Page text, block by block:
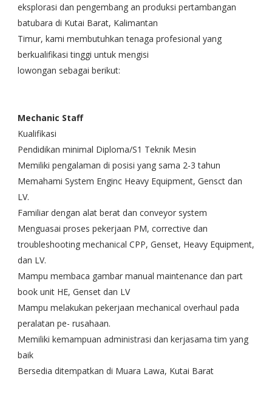
eksplorasi dan pengembang an produksi pertambangan
batubara di Kutai Barat, Kalimantan
Timur, kami membutuhkan tenaga profesional yang
berkualifikasi tinggi untuk mengisi
lowongan sebagai berikut:
Mechanic Staff
Kualifikasi
Pendidikan minimal Diploma/S1 Teknik Mesin
Memiliki pengalaman di posisi yang sama 2-3 tahun
Memahami System Enginc Heavy Equipment, Gensct dan
LV.
Familiar dengan alat berat dan conveyor system
Menguasai proses pekerjaan PM, corrective dan
troubleshooting mechanical CPP, Genset, Heavy Equipment,
dan LV.
Mampu membaca gambar manual maintenance dan part
book unit HE, Genset dan LV
Mampu melakukan pekerjaan mechanical overhaul pada
peralatan pe- rusahaan.
Memiliki kemampuan administrasi dan kerjasama tim yang
baik
Bersedia ditempatkan di Muara Lawa, Kutai Barat